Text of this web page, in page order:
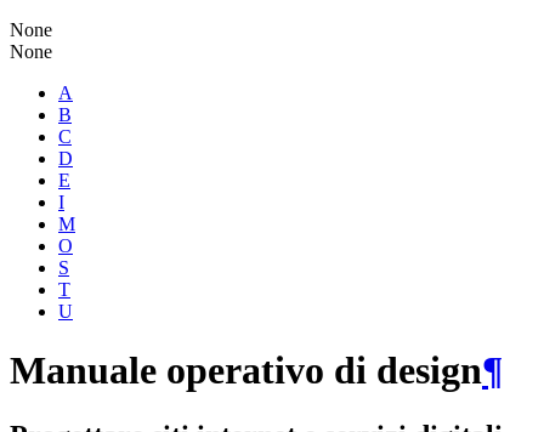
None
None
A
B
C
D
E
I
M
O
S
T
U
Manuale operativo di design¶